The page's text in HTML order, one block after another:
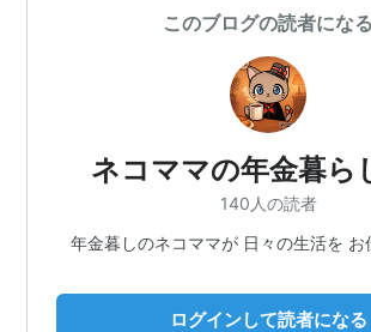
このブログの読者になる
ネコママの年金暮ら
140人の読者
年金暮しのネコママが 日々の生活を お
ログインして読者になる